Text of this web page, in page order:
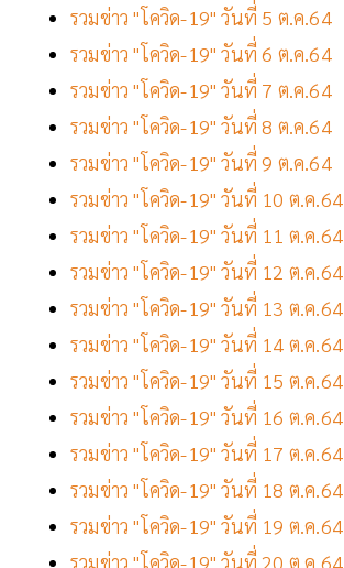
รวมข่าว "โควิด-19" วันที่ 5 ต.ค.64
รวมข่าว "โควิด-19" วันที่ 6 ต.ค.64
รวมข่าว "โควิด-19" วันที่ 7 ต.ค.64
รวมข่าว "โควิด-19" วันที่ 8 ต.ค.64
รวมข่าว "โควิด-19" วันที่ 9 ต.ค.64
รวมข่าว "โควิด-19" วันที่ 10 ต.ค.64
รวมข่าว "โควิด-19" วันที่ 11 ต.ค.64
รวมข่าว "โควิด-19" วันที่ 12 ต.ค.64
รวมข่าว "โควิด-19" วันที่ 13 ต.ค.64
รวมข่าว "โควิด-19" วันที่ 14 ต.ค.64
รวมข่าว "โควิด-19" วันที่ 15 ต.ค.64
รวมข่าว "โควิด-19" วันที่ 16 ต.ค.64
รวมข่าว "โควิด-19" วันที่ 17 ต.ค.64
รวมข่าว "โควิด-19" วันที่ 18 ต.ค.64
รวมข่าว "โควิด-19" วันที่ 19 ต.ค.64
รวมข่าว "โควิด-19" วันที่ 20 ต.ค.64